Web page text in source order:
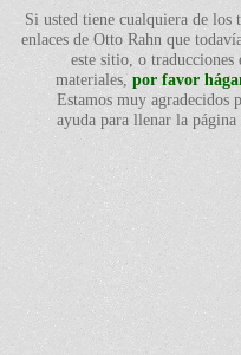
Si usted tiene cualquiera de los
enlaces de Otto Rahn que
este sitio, o traducciones
materiales, por favor
Estamos muy agradecidos
ayuda para llenar la